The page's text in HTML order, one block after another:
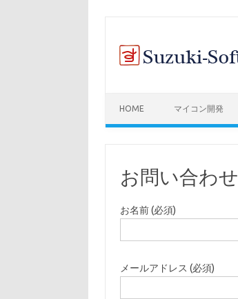
HOME マイコン開発
お問い合わせ
お名前 (必須)
メールアドレス (必須)